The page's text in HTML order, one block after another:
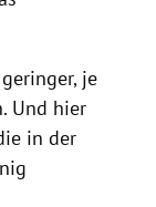
je
Und hier
in der